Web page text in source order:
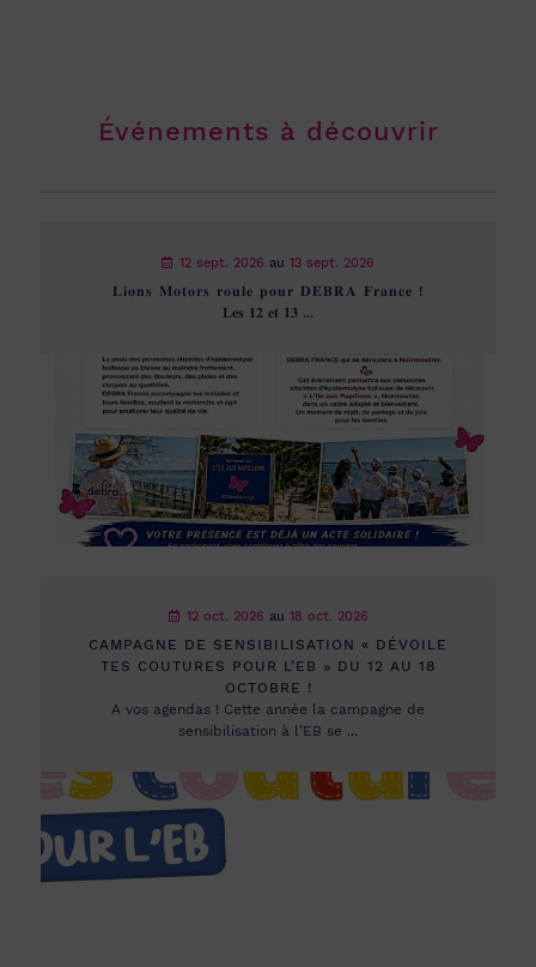
Événements à découvrir
12 sept. 2026 au 13 sept. 2026
𝐋𝐢𝐨𝐧𝐬 𝐌𝐨𝐭𝐨𝐫𝐬 𝐫𝐨𝐮𝐥𝐞 𝐩𝐨𝐮𝐫 𝐃𝐄𝐁𝐑𝐀 𝐅𝐫𝐚𝐧𝐜𝐞 !
𝐋𝐞𝐬 𝟏𝟐 𝐞𝐭 𝟏𝟑 ...
12 oct. 2026 au 18 oct. 2026
CAMPAGNE DE SENSIBILISATION « DÉVOILE
TES COUTURES POUR L’EB » DU 12 AU 18
OCTOBRE !
A vos agendas ! Cette année la campagne de
sensibilisation à l’EB se ...